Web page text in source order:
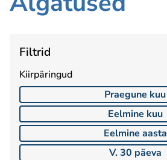
Filtrid
Kiirpäringud
Praegune kuu
Eelmine kuu
Eelmine aasta
V. 30 päeva